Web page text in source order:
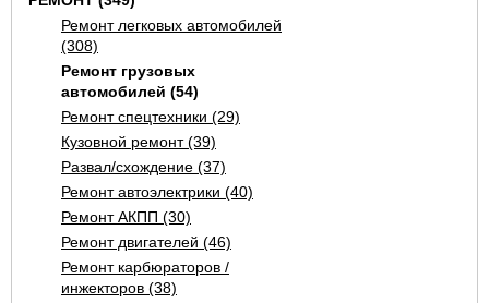
Ремонт легковых автомобилей
(308)
Ремонт грузовых
автомобилей (54)
Ремонт спецтехники (29)
Кузовной ремонт (39)
Развал/схождение (37)
Ремонт автоэлектрики (40)
Ремонт АКПП (30)
Ремонт двигателей (46)
Ремонт карбюраторов /
инжекторов (38)